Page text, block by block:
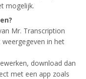
mogelijk.
Mr. Transcription
in het
download dan
met een app zoals